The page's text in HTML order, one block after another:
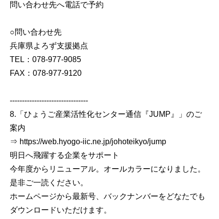
問い合わせ先へ電話で予約
○問い合わせ先
兵庫県よろず支援拠点
TEL：078-977-9085
FAX：078-977-9120
--------------------------------
8.「ひょうご産業活性化センター通信『JUMP』」のご
案内
⇒ https://web.hyogo-iic.ne.jp/johoteikyo/jump
明日へ飛躍する企業をサポート
今年度からリニューアル。オールカラーになりました。
是非ご一読ください。
ホームページから最新号、バックナンバーをどなたでも
ダウンロードいただけます。